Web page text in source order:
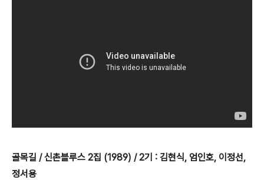
골목길 / 신촌블루스 2집 (1989) / 2기 : 김현식, 엄인호, 이정선,
정서용